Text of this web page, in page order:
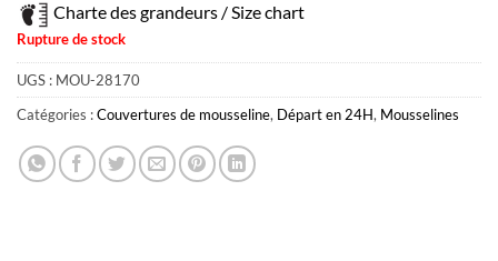
Charte des grandeurs / Size chart
Rupture de stock
UGS : MOU-28170
Catégories :Couvertures de mousseline, Départ en 24H, Mousselines